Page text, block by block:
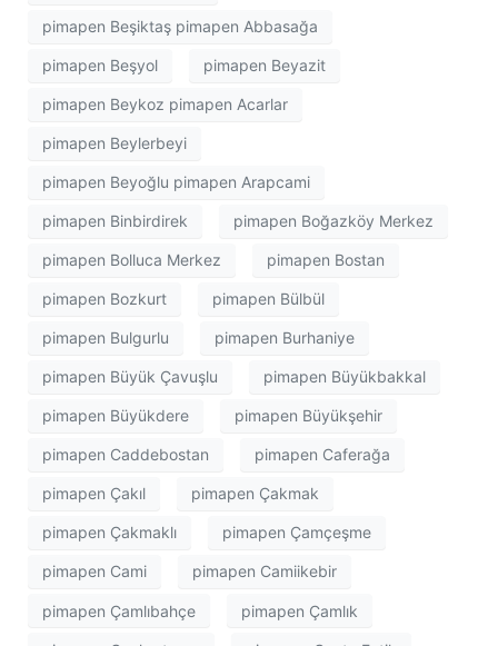
pimapen Beşiktaş pimapen Abbasağa
pimapen Beşyol pimapen Beyazit
pimapen Beykoz pimapen Acarlar
pimapen Beylerbeyi
pimapen Beyoğlu pimapen Arapcami
pimapen Binbirdirek pimapen Boğazköy Merkez
pimapen Bolluca Merkez pimapen Bostan
pimapen Bozkurt pimapen Bülbül
pimapen Bulgurlu pimapen Burhaniye
pimapen Büyük Çavuşlu pimapen Büyükbakkal
pimapen Büyükdere pimapen Büyükşehir
pimapen Caddebostan pimapen Caferağa
pimapen Çakıl pimapen Çakmak
pimapen Çakmaklı pimapen Çamçeşme
pimapen Cami pimapen Camiikebir
pimapen Çamlıbahçe pimapen Çamlık